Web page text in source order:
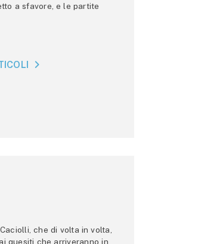
a sfavore, e le partite
che di volta in volta,
quesiti che arriveranno in